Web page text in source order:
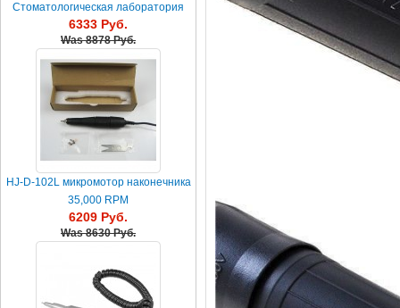
Стоматологическая лаборатория
микромотора35K RPM
6333 Руб.
Was8878 Руб.
HJ-D-102L микромотор наконечника
35,000 RPM
6209 Руб.
Was8630 Руб.